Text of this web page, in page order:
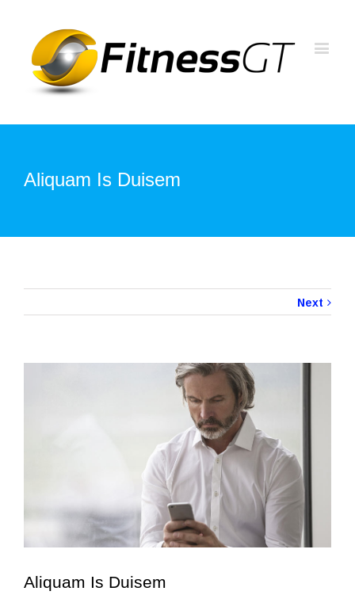
Aliquam Is Duisem
Next
Aliquam Is Duisem